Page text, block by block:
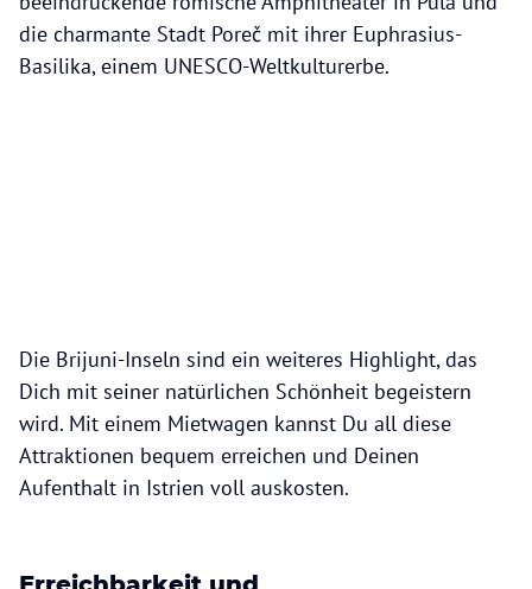
die charmante Stadt Poreč mit ihrer Euphrasius-
Basilika, einem UNESCO-Weltkulturerbe.
Die Brijuni-Inseln sind ein weiteres Highlight, das
Dich mit seiner natürlichen Schönheit begeistern
wird. Mit einem Mietwagen kannst Du all diese
Attraktionen bequem erreichen und Deinen
Aufenthalt in Istrien voll auskosten.